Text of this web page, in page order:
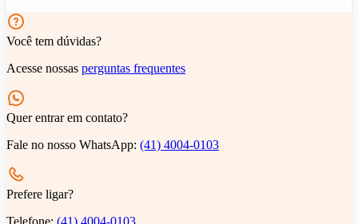
Você tem dúvidas?
Acesse nossas perguntas frequentes
Quer entrar em contato?
Fale no nosso WhatsApp: (41) 4004-0103
Prefere ligar?